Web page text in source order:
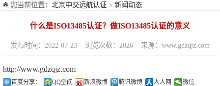
您当前位置： 北京中交远航认证 > 新闻动态
什么是ISO13485认证？做ISO13485认证的意义
发布时间：2022-07-23 浏览次数：2026 来源：www.gdzqjz.com
http://www.gdzqjz.com
百度分享： QQ空间 新浪微博 腾讯微博 人人网 微信
交通运输服务认证
ISO27001信息安全管理体系认证